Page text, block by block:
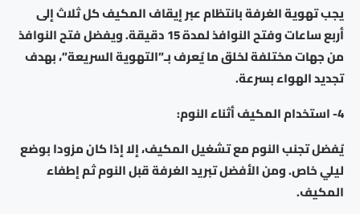
يجب تهوية الغرفة بانتظام عبر إيقاف المكيف كل ثلاث إلى
أربع ساعات وفتح النوافذ لمدة 15 دقيقة. ويفضل فتح النوافذ
من جهات مختلفة لخلق ما يُعرف بـ”التهوية السريعة”، بهدف
تجديد الهواء بسرعة.
4- استخدام المكيف أثناء النوم:
يُفضل تجنب النوم مع تشغيل المكيف، إلا إذا كان مزودا بوضع
ليلي خاص. ومن الأفضل تبريد الغرفة قبل النوم ثم إطفاء
المكيف.